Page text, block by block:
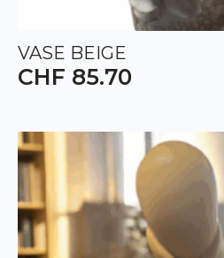
VASE BEIGE
CHF 85.70